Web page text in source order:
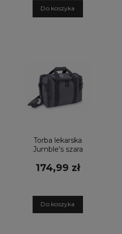
Do koszyka
Torba lekarska
Jumble's szara
174,99 zł
Do koszyka